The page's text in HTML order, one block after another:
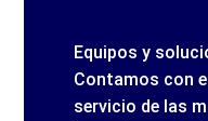
Equipos y
Contamos con
servicio de las